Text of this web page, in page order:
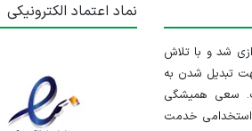
در تاریخ ۱۳۹۱/۱/۱۰ راه اندازی شد و با تلاش
تبدیل شدن به
سعی همیشگی
استخدامی خدمت
نماد اعتماد الکترونیکی